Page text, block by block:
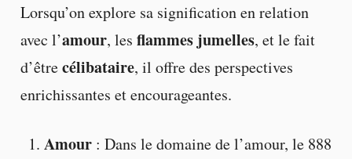
Lorsqu’on explore sa signification en relation
avec l’amour, les flammes jumelles, et le fait
d’êtrecélibataire, il offre des perspectives
enrichissantes et encourageantes.
Amour: Dans le domaine de l’amour, le 888